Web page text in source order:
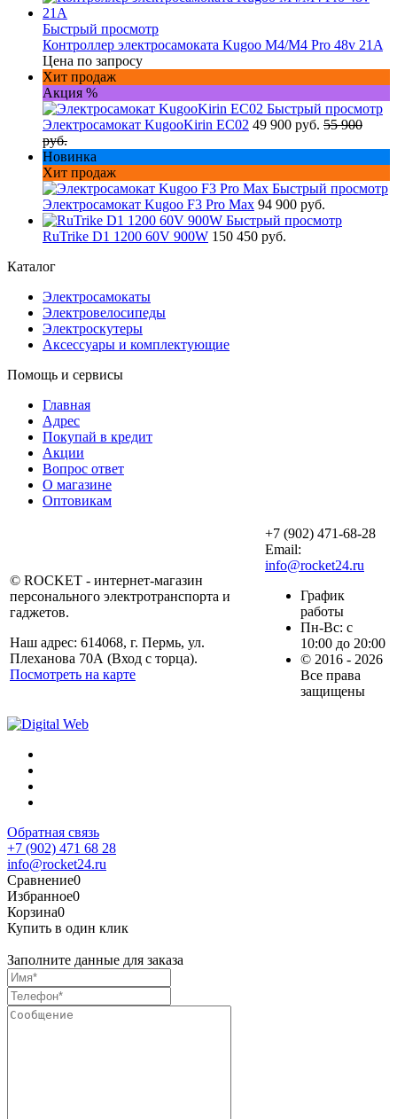
Быстрый просмотр
Контроллер электросамоката Kugoo M4/M4 Pro 48v 21A
Цена по запросу
Хит продаж
Акция %
Быстрый просмотр
Электросамокат KugooKirin EC02 49 900 руб. 55 900
руб.
Новинка
Хит продаж
Быстрый просмотр
Электросамокат Kugoo F3 Pro Max 94 900 руб.
Быстрый просмотр
RuTrike D1 1200 60V 900W 150 450 руб.
Каталог
Электросамокаты
Электровелосипеды
Электроскутеры
Аксессуары и комплектующие
Помощь и сервисы
Главная
Адрес
Покупай в кредит
Акции
Вопрос ответ
О магазине
Оптовикам
© ROCKET - интернет-магазин
персонального электротранспорта и
гаджетов.
Наш адрес: 614068, г. Пермь, ул.
Плеханова 70А (Вход с торца).
Посмотреть на карте
+7 (902) 471-68-28
Email:
info@rocket24.ru
График
работы
Пн-Вс: с
10:00 до 20:00
© 2016 - 2026
Все права
защищены
Обратная связь
+7 (902) 471 68 28
info@rocket24.ru
Сравнение0
Избранное0
Корзина0
Купить в один клик
Заполните данные для заказа